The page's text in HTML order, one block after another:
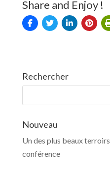
Share and Enjoy !
Rechercher
Nouveau
Un des plus beaux
conférence